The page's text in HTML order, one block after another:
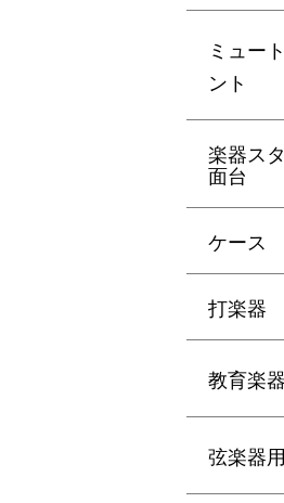
ミュー
ント
楽器ス
面台
ケース
打楽器
教育楽器
弦楽器用